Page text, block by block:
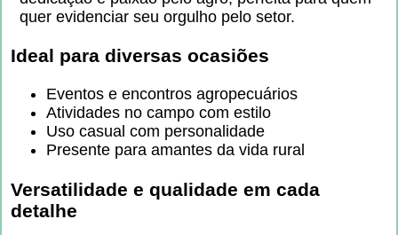
quer evidenciar seu orgulho pelo setor.
Ideal para diversas ocasiões
Eventos e encontros agropecuários
Atividades no campo com estilo
Uso casual com personalidade
Presente para amantes da vida rural
Versatilidade e qualidade em cada
detalhe